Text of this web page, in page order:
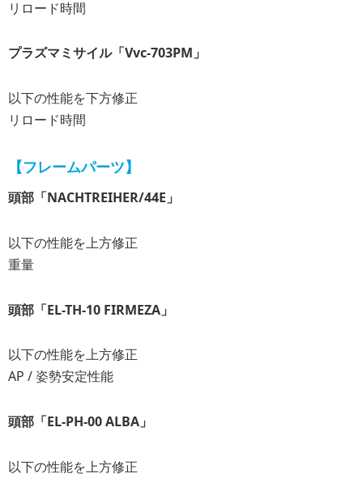
リロード時間
プラズマミサイル「Vvc-703PM」
以下の性能を下方修正
リロード時間
【フレームパーツ】
頭部「NACHTREIHER/44E」
以下の性能を上方修正
重量
頭部「EL-TH-10 FIRMEZA」
以下の性能を上方修正
AP / 姿勢安定性能
頭部「EL-PH-00 ALBA」
以下の性能を上方修正